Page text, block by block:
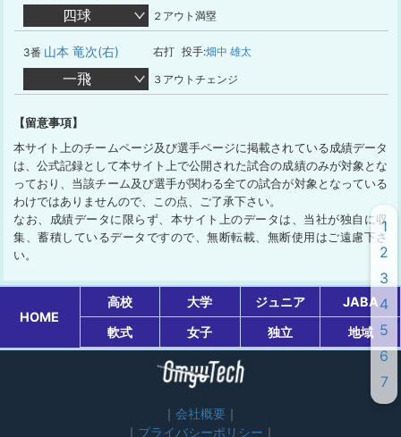
四球 ２アウト満塁
3番 山本 竜次(右) 右打 投手:畑中 雄太
一飛 ３アウトチェンジ
【留意事項】
本サイト上のチームページ及び選手ページに掲載されている成績データ
は、公式記録として本サイト上で公開された試合の成績のみが対象とな
っており、当該チーム及び選手が関わる全ての試合が対象となっている
わけではありませんので、この点、ご了承下さい。
なお、成績データに限らず、本サイト上のデータは、当社が独自に収
集、蓄積しているデータですので、無断転載、無断使用はご遠慮下さ
い。
HOME
高校 大学 ジュニア
JABA
軟式
女子 独立 地域
会社概要
プライバシーポリシー
1
2
3
4
5
6
7